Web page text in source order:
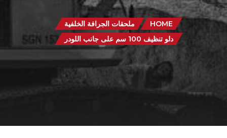
HOME
ملحقات الجرافة الخلفية
دلو تنظيف 100 سم على جانب اللودر